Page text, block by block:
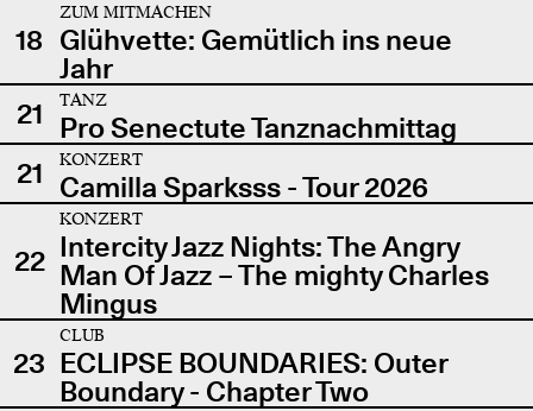
18
ZUM MITMACHEN
Glühvette: Gemütlich ins neue
Jahr
21
TANZ
Pro Senectute Tanznachmittag
21
KONZERT
Camilla Sparksss - Tour 2026
22
KONZERT
Intercity Jazz Nights: The Angry
Man Of Jazz – The mighty Charles
Mingus
23
CLUB
ECLIPSE BOUNDARIES: Outer
Boundary - Chapter Two